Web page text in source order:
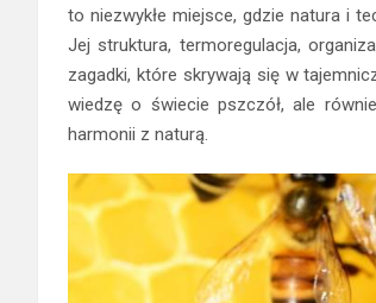
to niezwykłe miejsce, gdzie natura i
Jej struktura, termoregulacja,
zagadki, które skrywają się w
wiedzę o świecie pszczół, ale
harmonii z naturą.